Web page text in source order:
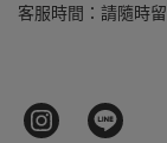
客服時間：請隨時